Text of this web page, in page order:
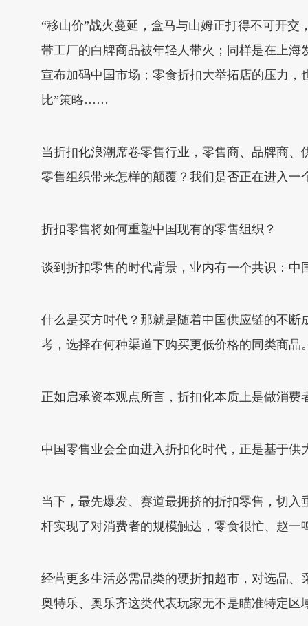
“移山价”战火蔓延，盒马与山姆正打得不可开
带工厂的白牌商品被年轻人带火；同样是在上
宣布加码中国市场；零食折扣大举拓店的压力
比”策略……
当折扣化浪潮席卷零售行业，零售商、品牌商
零售组织带来怎样的颠覆？我们是否正在进入一
折扣零售将如何重塑中国现有的零售组织？
谈到折扣零售的时代背景，业内有一个共识：中
什么是买方时代？那就是随着中国供应链的不
考，选择在何种渠道下购买更低价格的同类商品
正如启承资本观点所言，折扣化本质上是做消
中国零售业会全面进入折扣化时代，正是基于
当下，最先爆发、赛道最拥挤的折扣零售，切
杆实现了对消费者的规模触达，零食很忙、赵
经营更多生活必需品类的硬折扣超市，对选品
奥特乐、奥乐齐这类代表玩家无不是瞄准特定